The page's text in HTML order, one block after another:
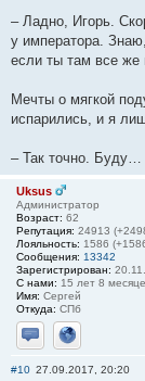
– Ладно, Игорь.
у императора.
если ты там все же
Мечты о мягкой
испарились, и я
– Так точно. Буду…
Uksus
Администратор
Возраст: 62
Репутация: 24913
Лояльность: 1586
Сообщения: 13342
Зарегистрирован:
С нами: 15 лет 8
Имя: Сергей
Откуда: СПб
Отправить
Сайт
#10 27.09.2017, 20:20